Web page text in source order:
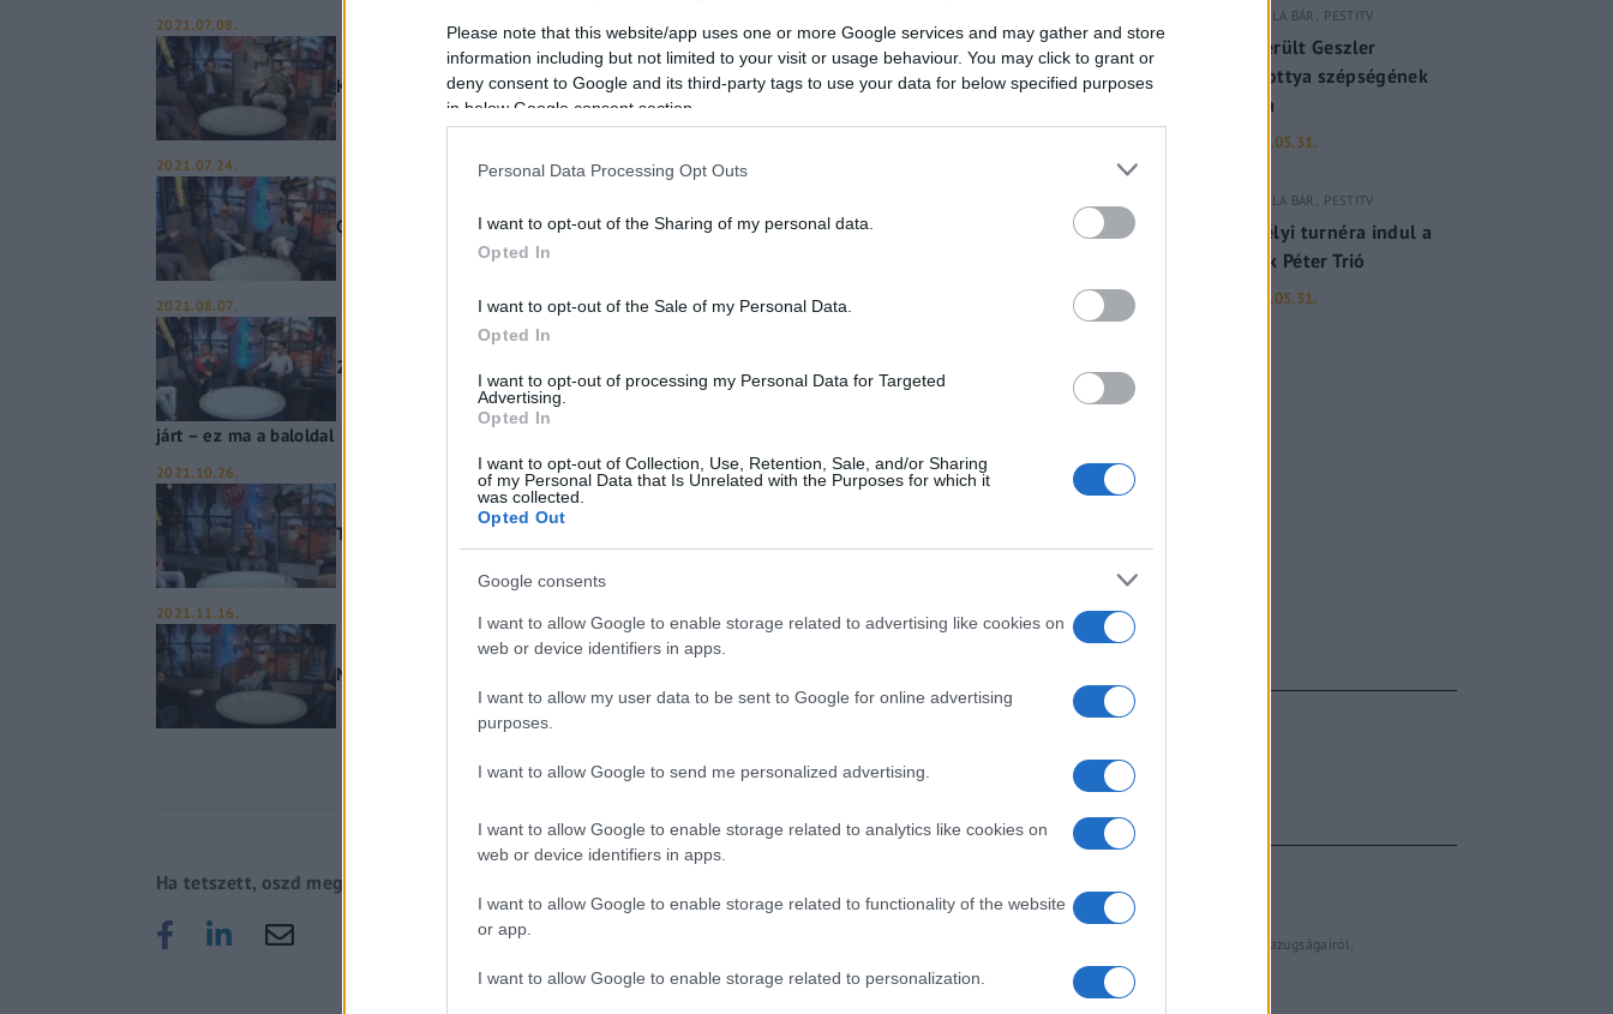
Please note that this website/app uses one or more Google services and may gather and store
information including but not limited to your visit or usage behaviour. You may click to grant or
deny consent to Google and its third-party tags to use your data for below specified purposes
in below Google consent section.
Personal Data Processing Opt Outs
I want to opt-out of the Sharing of my personal data.
Opted In
I want to opt-out of the Sale of my Personal Data.
Opted In
I want to opt-out of processing my Personal Data for Targeted
Advertising.
Opted In
I want to opt-out of Collection, Use, Retention, Sale, and/or Sharing
of my Personal Data that Is Unrelated with the Purposes for which it
was collected.
Opted Out
Google consents
I want to allow Google to enable storage related to advertising like cookies on
web or device identifiers in apps.
I want to allow my user data to be sent to Google for online advertising
purposes.
I want to allow Google to send me personalized advertising.
I want to allow Google to enable storage related to analytics like cookies on
web or device identifiers in apps.
I want to allow Google to enable storage related to functionality of the website
or app.
I want to allow Google to enable storage related to personalization.
2021.07.08.
Kitakart arcú körözött bűnözők és feministák a nők jogai ellen. Mi lesz itt még?
2021.07.24.
Orbán Viktor is híres, hallgasson mindenki Orbán Viktorra!
2021.08.07.
2006-ban Gyurcsány nem lövetett a tömegbe, a tüntetők pedig az kapták, ami
járt – ez ma a baloldal
2021.10.26.
Tarnay Kristóf Ábel VS Kohán Mátyás – A független sajtó legendája
2021.11.16.
Mi volt az idei év legemlékezetesebb eseménye?
Ha tetszett, oszd meg!
GERILLA BÁR PESTITV
Kiderült Geszler
Dorottya szépségének
titka
2022.05.31.
GERILLA BÁR PESTITV
Erdélyi turnéra indul a
Sárik Péter Trió
2022.05.31.
FŐCÍM
AJÁNLOTT VIDEÓK
Libernyákok
elemző műsor a baloldal hazugságairól
Görbe tükör a baloldalról